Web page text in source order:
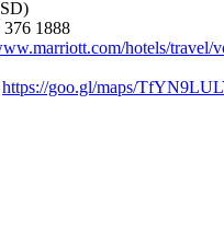
1888
hotels/travel/
https://goo.gl/maps/